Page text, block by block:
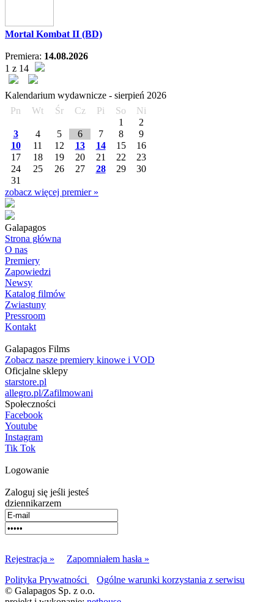
Mortal Kombat II (BD)
Premiera: 14.08.2026
1 z 14
Kalendarium wydawnicze - sierpień 2026
Pn
Wt Śr Cz Pi So
Ni
1
2
3
4 5 6 7 8
9
10
11 12 13 14 15
16
17
18 19 20 21 22
23
24
25 26 27 28 29
30
31
zobacz więcej premier »
Galapagos
Strona główna
O nas
Premiery
Zapowiedzi
Newsy
Katalog filmów
Zwiastuny
Pressroom
Kontakt
Galapagos Films
Zobacz nasze premiery kinowe i VOD
Oficjalne sklepy
starstore.pl
allegro.pl/Zafilmowani
Społeczności
Facebook
Youtube
Instagram
Tik Tok
Logowanie
Zaloguj się jeśli jesteś
dziennikarzem
Rejestracja »
Zapomniałem hasła »
Polityka Prywatności
Ogólne warunki korzystania z serwisu
© Galapagos Sp. z o.o.